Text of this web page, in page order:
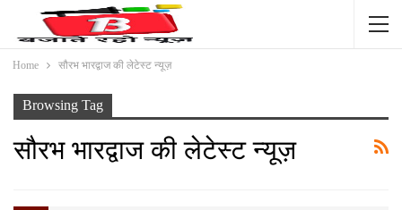
Home सौरभ भारद्वाज की लेटेस्ट न्यूज़
Browsing Tag
सौरभ भारद्वाज की लेटेस्ट न्यूज़